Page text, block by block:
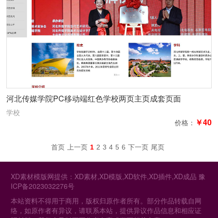
河北传媒学院PC移动端红色学校两页主页成套页面
学校
价格： ￥40
首页 上一页 1 2 3 4 5 6 下一页 尾页
XD素材模版网提供：XD素材,XD模版,XD软件,XD插件,XD成品 豫
ICP备2023032276号
本站资料不得用于商用，版权归原作者所有。部分作品转载自网
络，如原作者有异议，请联系本站，提供异议作品信息和相应证